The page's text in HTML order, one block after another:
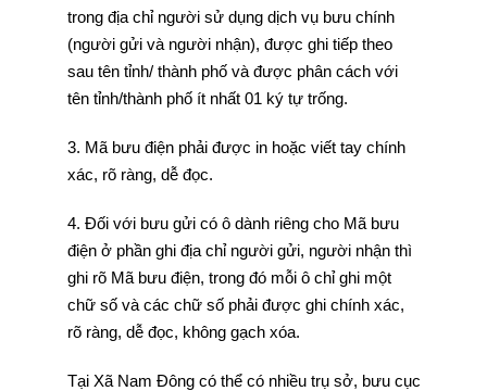
trong địa chỉ người sử dụng dịch vụ bưu chính
(người gửi và người nhận), được ghi tiếp theo
sau tên tỉnh/ thành phố và được phân cách với
tên tỉnh/thành phố ít nhất 01 ký tự trống.
3. Mã bưu điện phải được in hoặc viết tay chính
xác, rõ ràng, dễ đọc.
4. Đối với bưu gửi có ô dành riêng cho Mã bưu
điện ở phần ghi địa chỉ người gửi, người nhận thì
ghi rõ Mã bưu điện, trong đó mỗi ô chỉ ghi một
chữ số và các chữ số phải được ghi chính xác,
rõ ràng, dễ đọc, không gạch xóa.
Tại Xã Nam Đông có thể có nhiều trụ sở, bưu cục